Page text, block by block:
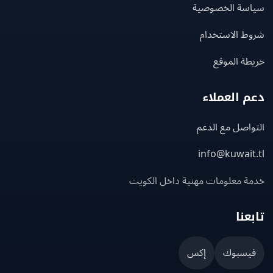
الخصوصية
الاستخدام
الموقع
العملاء
مع الدعم
معلومات مهنية داخل الكويت
إكس